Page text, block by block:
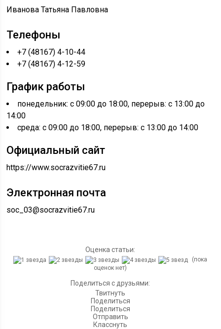
Иванова Татьяна Павловна
Телефоны
+7 (48167) 4-10-44
+7 (48167) 4-12-59
График работы
понедельник: с 09:00 до 18:00, перерыв: с 13:00 до
14:00
среда: с 09:00 до 18:00, перерыв: с 13:00 до 14:00
Официальный сайт
https://www.socrazvitie67.ru
Электронная почта
soc_03@socrazvitie67.ru
Оценка статьи:
(пока
оценок нет)
Поделиться с друзьями:
Твитнуть
Поделиться
Поделиться
Отправить
Класснуть